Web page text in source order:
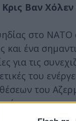
Βαν
στο
ένα
για τις
του
του
για να με